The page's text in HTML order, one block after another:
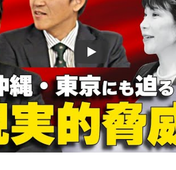
Play